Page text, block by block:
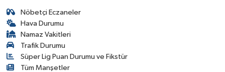
Nöbetçi Eczaneler
Hava Durumu
Namaz Vakitleri
Trafik Durumu
Süper Lig Puan Durumu ve Fikstür
Tüm Manşetler